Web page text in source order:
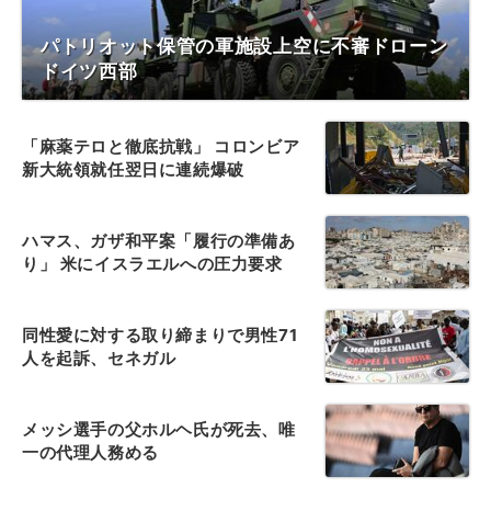
パトリオット保管の軍施設上空に不審ドローン
ドイツ西部
「麻薬テロと徹底抗戦」 コロンビア
新大統領就任翌日に連続爆破
ハマス、ガザ和平案「履行の準備あ
り」 米にイスラエルへの圧力要求
同性愛に対する取り締まりで男性71
人を起訴、セネガル
メッシ選手の父ホルヘ氏が死去、唯
一の代理人務める